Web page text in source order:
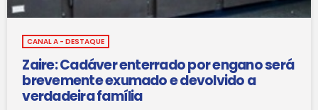
CANAL A - DESTAQUE
Zaire: Cadáver enterrado por engano será
brevemente exumado e devolvido a
verdadeira família